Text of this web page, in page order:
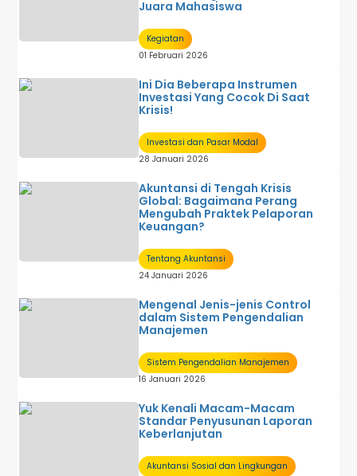
Juara Mahasiswa
Kegiatan
01 Februari 2026
Ini Dia Beberapa Instrumen
Investasi Yang Cocok Di Saat
Krisis!
Investasi dan Pasar Modal
28 Januari 2026
Akuntansi di Tengah Krisis
Global: Bagaimana Perang
Mengubah Praktek Pelaporan
Keuangan?
Tentang Akuntansi
24 Januari 2026
Mengenal Jenis-jenis Control
dalam Sistem Pengendalian
Manajemen
Sistem Pengendalian Manajemen
16 Januari 2026
Yuk Kenali Macam-Macam
Standar Penyusunan Laporan
Keberlanjutan
Akuntansi Sosial dan Lingkungan